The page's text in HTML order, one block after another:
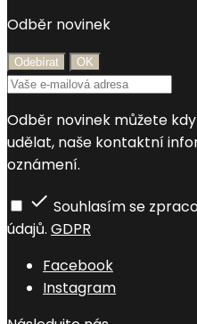
Odběr novinek
Odběr novinek můžete
udělat, naše kontaktní
oznámení.
 Souhlasím se
údajů. GDPR
Facebook
Instagram